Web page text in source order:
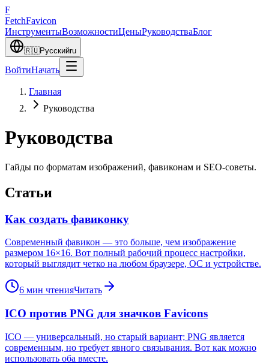
F
FetchFavicon
ИнструментыВозможностиЦеныРуководстваБлог
🇷🇺Русскийru
ВойтиНачать
Главная
Руководства
Руководства
Гайды по форматам изображений, фавиконам и SEO-советы.
Статьи
Как создать фавиконку
Современный фавикон — это больше, чем изображение
размером 16×16. Вот полный рабочий процесс настройки,
который выглядит четко на любом браузере, ОС и устройстве.
6 мин чтенияЧитать
ICO против PNG для значков Favicons
ICO — универсальный, но старый вариант; PNG является
современным, но требует явного связывания. Вот как можно
использовать оба вместе.